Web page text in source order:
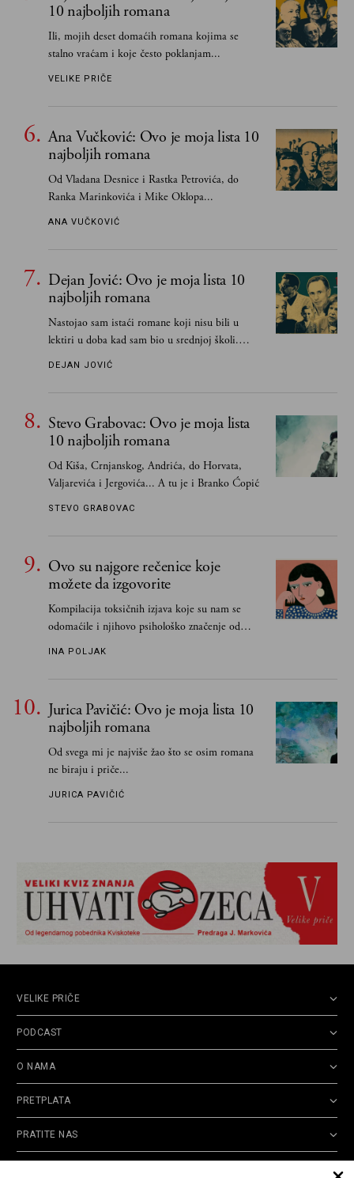
10 najboljih romana
Ili, mojih deset domaćih romana kojima se
stalno vraćam i koje često poklanjam...
VELIKE PRIČE
Ana Vučković: Ovo je moja lista 10
najboljih romana
Od Vladana Desnice i Rastka Petrovića, do
Ranka Marinkovića i Mike Oklopa...
ANA VUČKOVIĆ
Dejan Jović: Ovo je moja lista 10
najboljih romana
Nastojao sam istaći romane koji nisu bili u
lektiri u doba kad sam bio u srednjoj školi.
Smatrao sam da su "klasici" već dovoljno
DEJAN JOVIĆ
Stevo Grabovac: Ovo je moja lista
10 najboljih romana
Od Kiša, Crnjanskog, Andrića, do Horvata,
Valjarevića i Jergovića... A tu je i Branko Ćopić
STEVO GRABOVAC
Ovo su najgore rečenice koje
možete da izgovorite
Kompilacija toksičnih izjava koje su nam se
odomaćile i njihovo psihološko značenje od
INA POLJAK
Jurica Pavičić: Ovo je moja lista 10
najboljih romana
Od svega mi je najviše žao što se osim romana
ne biraju i priče...
JURICA PAVIČIĆ
VELIKE PRIČE
PODCAST
O NAMA
PRETPLATA
PRATITE NAS